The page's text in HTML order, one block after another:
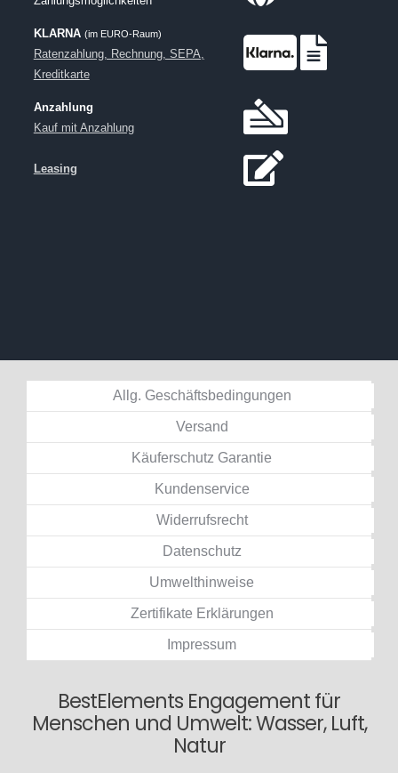
KLARNA (im EURO-Raum)
Ratenzahlung, Rechnung, SEPA,
Kreditkarte
Anzahlung
Kauf mit Anzahlung
Leasing
Allg. Geschäftsbedingungen
Versand
Käuferschutz Garantie
Kundenservice
Widerrufsrecht
Datenschutz
Umwelthinweise
Zertifikate Erklärungen
Impressum
BestElements Engagement für
Menschen und Umwelt: Wasser, Luft,
Natur